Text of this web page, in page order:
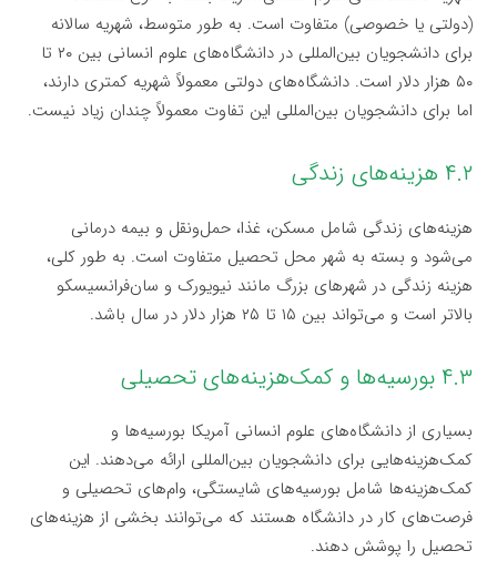
(دولتی یا خصوصی) متفاوت است. به طور متوسط، شهریه سالانه
برای دانشجویان بین‌المللی در دانشگاه‌های علوم انسانی بین ۲۰ تا
۵۰ هزار دلار است. دانشگاه‌های دولتی معمولاً شهریه کمتری دارند،
اما برای دانشجویان بین‌المللی این تفاوت معمولاً چندان زیاد نیست.
۴.۲ هزینه‌های زندگی
هزینه‌های زندگی شامل مسکن، غذا، حمل‌ونقل و بیمه درمانی
می‌شود و بسته به شهر محل تحصیل متفاوت است. به طور کلی،
هزینه زندگی در شهرهای بزرگ مانند نیویورک و سان‌فرانسیسکو
بالاتر است و می‌تواند بین ۱۵ تا ۲۵ هزار دلار در سال باشد.
۴.۳ بورسیه‌ها و کمک‌هزینه‌های تحصیلی
بسیاری از دانشگاه‌های علوم انسانی آمریکا بورسیه‌ها و
کمک‌هزینه‌هایی برای دانشجویان بین‌المللی ارائه می‌دهند. این
کمک‌هزینه‌ها شامل بورسیه‌های شایستگی، وام‌های تحصیلی و
فرصت‌های کار در دانشگاه هستند که می‌توانند بخشی از هزینه‌های
تحصیل را پوشش دهند.